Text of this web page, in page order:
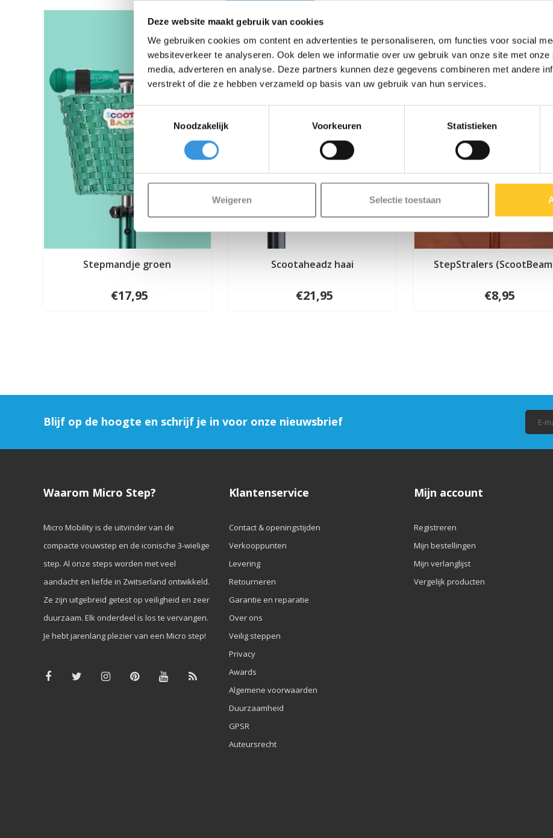
Deze website maakt gebruik van cookies
We gebruiken cookies om content en advertenties te personaliseren, om functies voor social
websiteverkeer te analyseren. Ook delen we informatie over uw gebruik van onze site met
media, adverteren en analyse. Deze partners kunnen deze gegevens combineren met andere
verstrekt of die ze hebben verzameld op basis van uw gebruik van hun services.
Toestemmingsselectie
Noodzakelijk
Voorkeuren Statistieken
Weigeren Selectie toestaan
Stepmandje groen
€17,95
Scootaheadz haai
€21,95
StepStralers
€8,95
Blijf op de hoogte en schrijf je in voor onze nieuwsbrief
Waarom Micro Step?
Micro Mobility is de uitvinder van de
compacte vouwstep en de iconische 3-wielige
step. Al onze steps worden met veel
aandacht en liefde in Zwitserland ontwikkeld.
Ze zijn uitgebreid getest op veiligheid en zeer
duurzaam. Elk onderdeel is los te vervangen.
Je hebt jarenlang plezier van een Micro step!
Klantenservice
Contact & openingstijden
Verkooppunten
Levering
Retourneren
Garantie en reparatie
Over ons
Veilig steppen
Privacy
Awards
Algemene voorwaarden
Duurzaamheid
GPSR
Auteursrecht
Mijn account
Registreren
Mijn bestellingen
Mijn verlanglijst
Vergelijk producten